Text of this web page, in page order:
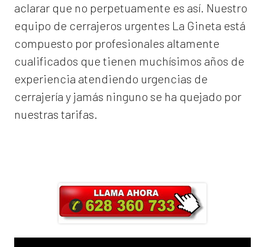
aclarar que no perpetuamente es así. Nuestro
equipo de cerrajeros urgentes La Gineta está
compuesto por profesionales altamente
cualificados que tienen muchísimos años de
experiencia atendiendo urgencias de
cerrajería y jamás ninguno se ha quejado por
nuestras tarifas.